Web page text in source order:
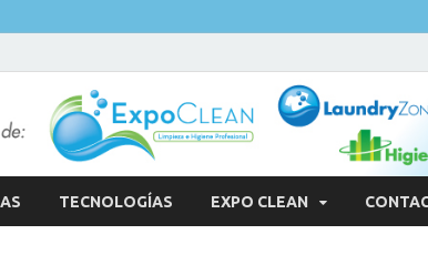
TECNOLOGÍAS EXPO CLEAN